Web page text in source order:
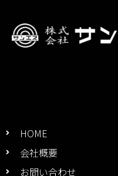
HOME
会社概要
お問い合わせ